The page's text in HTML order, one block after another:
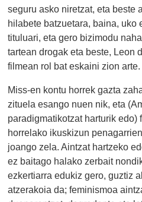
seguru asko niretzat, eta beste
hilabete batzuetara, baina, uko
tituluari, eta gero bizimodu
tartean drogak eta beste, Leon
filmean rol bat eskaini zion arte.
Miss-en kontu horrek gazta
zituela esango nuen nik, eta
paradigmatikotzat harturik edo)
horrelako ikuskizun
joango zela. Aintzat hartzeko
ez baitago halako zerbait
ezkertiarra edukiz gero, guztiz
atzerakoia da; feminismoa